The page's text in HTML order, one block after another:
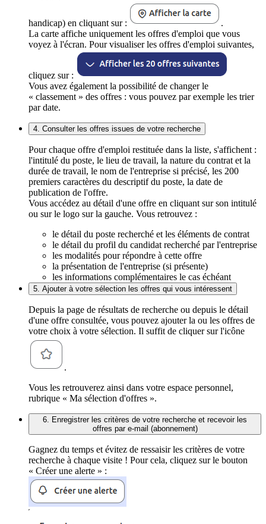
handicap) en cliquant sur :
.
La carte affiche uniquement les offres d'emploi que vous
voyez à l'écran. Pour visualiser les offres d'emploi suivantes,
cliquez sur :
Vous avez également la possibilité de changer le
« classement » des offres : vous pouvez par exemple les trier
par date.
4. Consulter les offres issues de votre recherche
Pour chaque offre d'emploi restituée dans la liste, s'affichent :
l'intitulé du poste, le lieu de travail, la nature du contrat et la
durée de travail, le nom de l'entreprise si précisé, les 200
premiers caractères du descriptif du poste, la date de
publication de l'offre.
Vous accédez au détail d'une offre en cliquant sur son intitulé
ou sur le logo sur la gauche. Vous retrouvez :
le détail du poste recherché et les éléments de contrat
le détail du profil du candidat recherché par l'entreprise
les modalités pour répondre à cette offre
la présentation de l'entreprise (si présente)
les informations complémentaires le cas échéant
5. Ajouter à votre sélection les offres qui vous intéressent
Depuis la page de résultats de recherche ou depuis le détail
d'une offre consultée, vous pouvez ajouter la ou les offres de
votre choix à votre sélection. Il suffit de cliquer sur l'icône
.
Vous les retrouverez ainsi dans votre espace personnel,
rubrique « Ma sélection d'offres ».
6. Enregistrer les critères de votre recherche et recevoir les
offres par e-mail (abonnement)
Gagnez du temps et évitez de ressaisir les critères de votre
recherche à chaque visite ! Pour cela, cliquez sur le bouton
« Créer une alerte » :